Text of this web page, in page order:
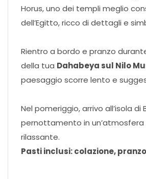
Horus, uno dei templi meglio
dell’Egitto, ricco di dettagli e
Rientro a bordo e pranzo
della tua Dahabeya sul Nilo
paesaggio scorre lento e
Nel pomeriggio, arrivo all’isola di
pernottamento in un’atmosfera
rilassante.
Pasti inclusi: colazione,